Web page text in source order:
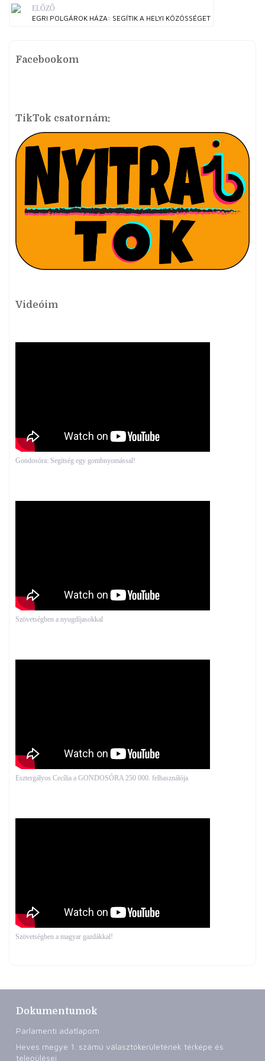
ELŐZŐ
EGRI POLGÁROK HÁZA: SEGÍTIK A HELYI KÖZÖSSÉGET
Facebookom
TikTok csatornám:
Videóim
Gondosóra: Segítség egy gombnyomással!
Szövetségben a nyugdíjasokkal
Esztergályos Cecília a GONDOSÓRA 250 000. felhasználója
Szövetségben a magyar gazdákkal!
Dokumentumok
Parlamenti adatlapom
Heves megye 1. számú választókerületének térképe és
települései